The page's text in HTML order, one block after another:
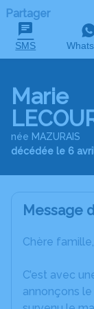
Partager
SMS
Marie
née MAZURAIS
décédée le 6
Message
Chère
C’est avec
annonçons le